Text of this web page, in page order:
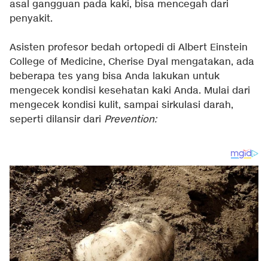
asal gangguan pada kaki, bisa mencegah dari
penyakit.
Asisten profesor bedah ortopedi di Albert Einstein
College of Medicine, Cherise Dyal mengatakan, ada
beberapa tes yang bisa Anda lakukan untuk
mengecek kondisi kesehatan kaki Anda. Mulai dari
mengecek kondisi kulit, sampai sirkulasi darah,
seperti dilansir dari Prevention: